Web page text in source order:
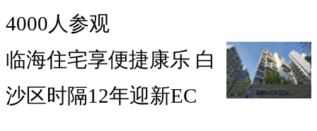
4000人参观
临海住宅享便捷康乐 白
沙区时隔12年迎新EC